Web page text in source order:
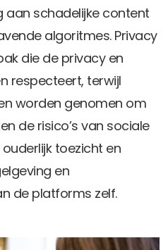
schadelijke content
algoritmes. Privacy
die de privacy en
respecteert, terwijl
worden genomen om
de risico’s van sociale
toezicht en
en
de platforms zelf.